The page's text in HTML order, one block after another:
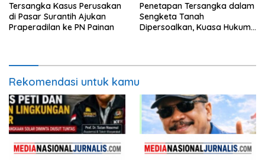
Tersangka Kasus Perusakan
di Pasar Surantih Ajukan
Praperadilan ke PN Painan
Penetapan Tersangka dalam
Sengketa Tanah
Dipersoalkan, Kuasa Hukum
Rekomendasi untuk kamu